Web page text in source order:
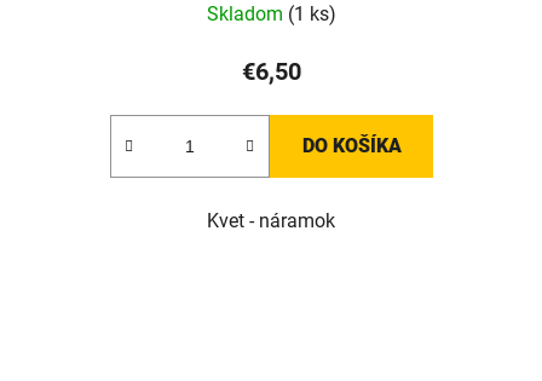
Skladom (1 ks)
€6,50
DO KOŠÍKA
Kvet - náramok